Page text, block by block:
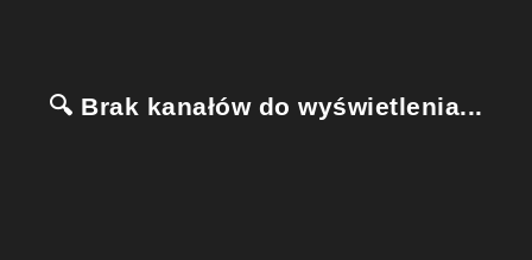
🔍 Brak kanałów do wyświetlenia...